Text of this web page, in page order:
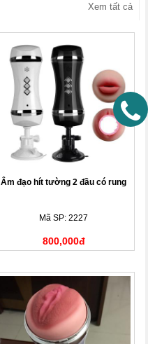
Xem tất cả
Âm đạo hít tường 2 đầu có rung
Mã SP: 2227
800,000đ